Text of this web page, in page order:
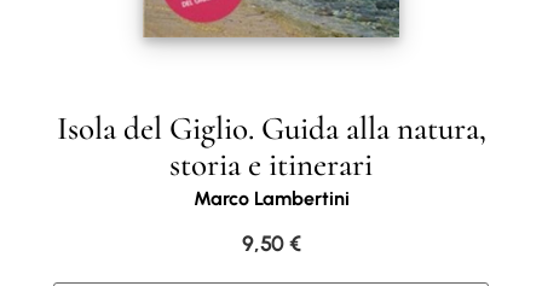
Isola del Giglio. Guida alla natura,
storia e itinerari
Marco Lambertini
9,50€